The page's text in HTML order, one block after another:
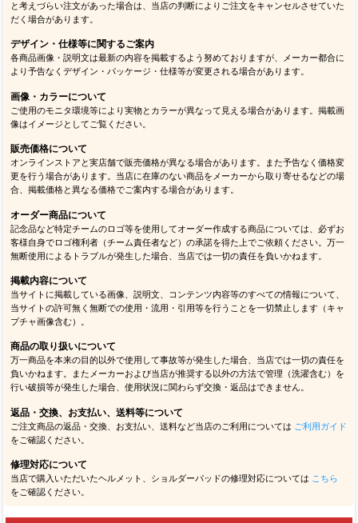
と考えづらい注文があった場合は、当店の判断によりご注文をキャンセルさせていた
だく場合があります。
デザイン・仕様等に関するご案内
各商品画像・説明文は最新の内容を掲載するよう努めておりますが、メーカー都合に
より予告なくデザイン・パッケージ・仕様等が変更される場合があります。
画像・カラーについて
ご使用のモニタ環境等により実物とカラーが異なって見える場合があります。掲載画
像はイメージとしてご覧ください。
販売価格について
オンラインストアと実店舗で販売価格が異なる場合があります。また予告なく価格変
更を行う場合があります。当店に在庫のない商品をメーカーから取り寄せるなどの場
合、掲載価格と異なる価格でご案内する場合があります。
オーダー商品について
記念品など特定チームのロゴ等を使用してオーダー作成する商品については、必ずお
客様自身でロゴ権利者（チーム責任者など）の承諾を得た上でご依頼ください。万一
無断使用によるトラブルが発生した場合、当店では一切の責任を負いかねます。
掲載内容について
当サイトに掲載している画像、説明文、コンテンツ内容等のすべての情報について、
当サイトの許可無く無断での使用・流用・引用等を行うことを一切禁止します（キャ
プチャ画像含む）。
商品の取り扱いについて
万一商品を本来の目的以外で使用して事故等が発生した場合、当店では一切の責任を
負いかねます。またメーカーおよび当店が推奨する以外の方法で管理（洗濯含む）を
行い破損等が発生した場合、使用状況に関わらず交換・返品はできません。
返品・交換、お支払い、送料等について
ご注文商品の返品・交換、お支払い、送料など当店のご利用については ご利用ガイド
をご確認ください。
修理対応について
当店で購入いただいたヘルメット、ショルダーパッドの修理対応については こちら
をご確認ください。